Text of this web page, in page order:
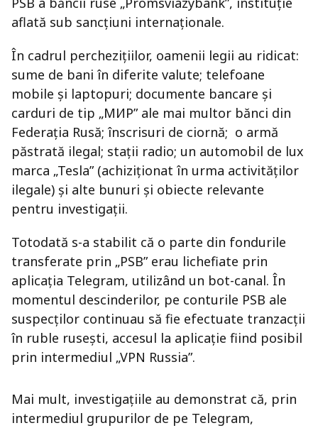
aflată sub sancțiuni internaționale.
În cadrul perchezițiilor, oamenii legii au ridicat:
sume de bani în diferite valute; telefoane
mobile și laptopuri; documente bancare și
carduri de tip „МИР” ale mai multor bănci din
Federația Rusă; înscrisuri de ciornă; o armă
păstrată ilegal; stații radio; un automobil de lux
marca „Tesla” (achiziționat în urma activităților
ilegale) și alte bunuri și obiecte relevante
pentru investigații.
Totodată s-a stabilit că o parte din fondurile
transferate prin „PSB” erau lichefiate prin
aplicația Telegram, utilizând un bot-canal. În
momentul descinderilor, pe conturile PSB ale
suspecților continuau să fie efectuate tranzacții
în ruble rusești, accesul la aplicație fiind posibil
prin intermediul „VPN Russia”.
Mai mult, investigațiile au demonstrat că, prin
intermediul grupurilor de pe Telegram,